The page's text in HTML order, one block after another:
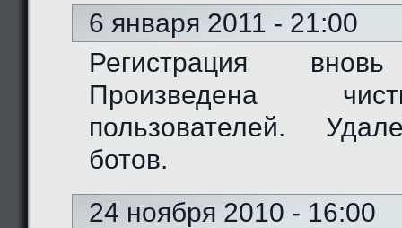
6 января 2011 - 21:00
Регистрация
Произведена
пользователей.
ботов.
24 ноября 2010 - 16:00